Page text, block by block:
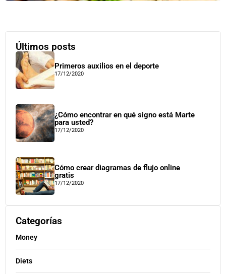
Últimos posts
Primeros auxilios en el deporte
17/12/2020
¿Cómo encontrar en qué signo está Marte
para usted?
17/12/2020
Cómo crear diagramas de flujo online
gratis
17/12/2020
Categorías
Money
Diets